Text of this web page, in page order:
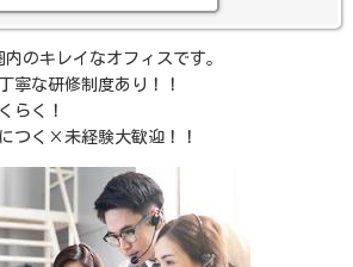
のキレイなオフィスです。
寧な研修制度あり！！
らく！
つく×未経験大歓迎！！